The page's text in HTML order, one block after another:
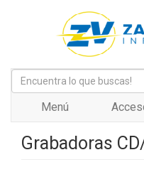
Menú
Grabadoras